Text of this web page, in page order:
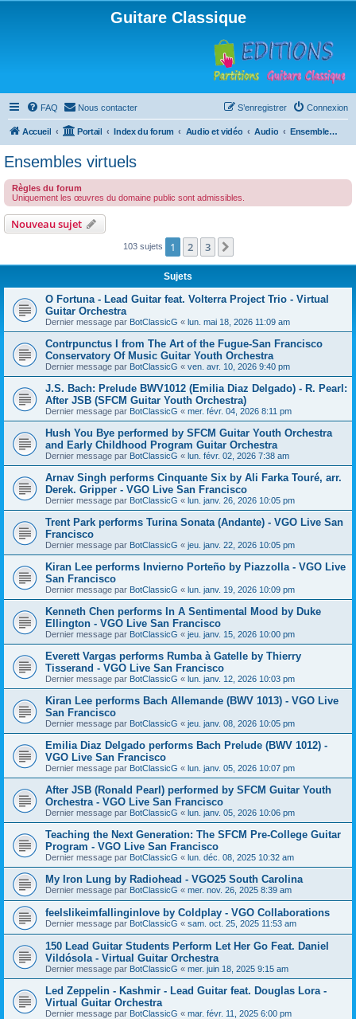
Guitare Classique
FAQ Nous contacter Connexion
S’enregistrer
Accueil Portail Index du forum Audio et vidéo Audio Ensembles virtuels
Ensembles virtuels
Règles du forum
Uniquement les œuvres du domaine public sont admissibles.
Nouveau sujet
103 sujets 1 2 3
Sujets
O Fortuna - Lead Guitar feat. Volterra Project Trio - Virtual
Guitar Orchestra
Dernier message par BotClassicG « lun. mai 18, 2026 11:09 am
Contrpunctus I from The Art of the Fugue-San Francisco
Conservatory Of Music Guitar Youth Orchestra
Dernier message par BotClassicG « ven. avr. 10, 2026 9:40 pm
J.S. Bach: Prelude BWV1012 (Emilia Diaz Delgado) - R. Pearl:
After JSB (SFCM Guitar Youth Orchestra)
Dernier message par BotClassicG « mer. févr. 04, 2026 8:11 pm
Hush You Bye performed by SFCM Guitar Youth Orchestra
and Early Childhood Program Guitar Orchestra
Dernier message par BotClassicG « lun. févr. 02, 2026 7:38 am
Arnav Singh performs Cinquante Six by Ali Farka Touré, arr.
Derek. Gripper - VGO Live San Francisco
Dernier message par BotClassicG « lun. janv. 26, 2026 10:05 pm
Trent Park performs Turina Sonata (Andante) - VGO Live San
Francisco
Dernier message par BotClassicG « jeu. janv. 22, 2026 10:05 pm
Kiran Lee performs Invierno Porteño by Piazzolla - VGO Live
San Francisco
Dernier message par BotClassicG « lun. janv. 19, 2026 10:09 pm
Kenneth Chen performs In A Sentimental Mood by Duke
Ellington - VGO Live San Francisco
Dernier message par BotClassicG « jeu. janv. 15, 2026 10:00 pm
Everett Vargas performs Rumba à Gatelle by Thierry
Tisserand - VGO Live San Francisco
Dernier message par BotClassicG « lun. janv. 12, 2026 10:03 pm
Kiran Lee performs Bach Allemande (BWV 1013) - VGO Live
San Francisco
Dernier message par BotClassicG « jeu. janv. 08, 2026 10:05 pm
Emilia Diaz Delgado performs Bach Prelude (BWV 1012) -
VGO Live San Francisco
Dernier message par BotClassicG « lun. janv. 05, 2026 10:07 pm
After JSB (Ronald Pearl) performed by SFCM Guitar Youth
Orchestra - VGO Live San Francisco
Dernier message par BotClassicG « lun. janv. 05, 2026 10:06 pm
Teaching the Next Generation: The SFCM Pre-College Guitar
Program - VGO Live San Francisco
Dernier message par BotClassicG « lun. déc. 08, 2025 10:32 am
My Iron Lung by Radiohead - VGO25 South Carolina
Dernier message par BotClassicG « mer. nov. 26, 2025 8:39 am
feelslikeimfallinginlove by Coldplay - VGO Collaborations
Dernier message par BotClassicG « sam. oct. 25, 2025 11:53 am
150 Lead Guitar Students Perform Let Her Go Feat. Daniel
Vildósola - Virtual Guitar Orchestra
Dernier message par BotClassicG « mer. juin 18, 2025 9:15 am
Led Zeppelin - Kashmir - Lead Guitar feat. Douglas Lora -
Virtual Guitar Orchestra
Dernier message par BotClassicG « mar. févr. 11, 2025 6:00 pm